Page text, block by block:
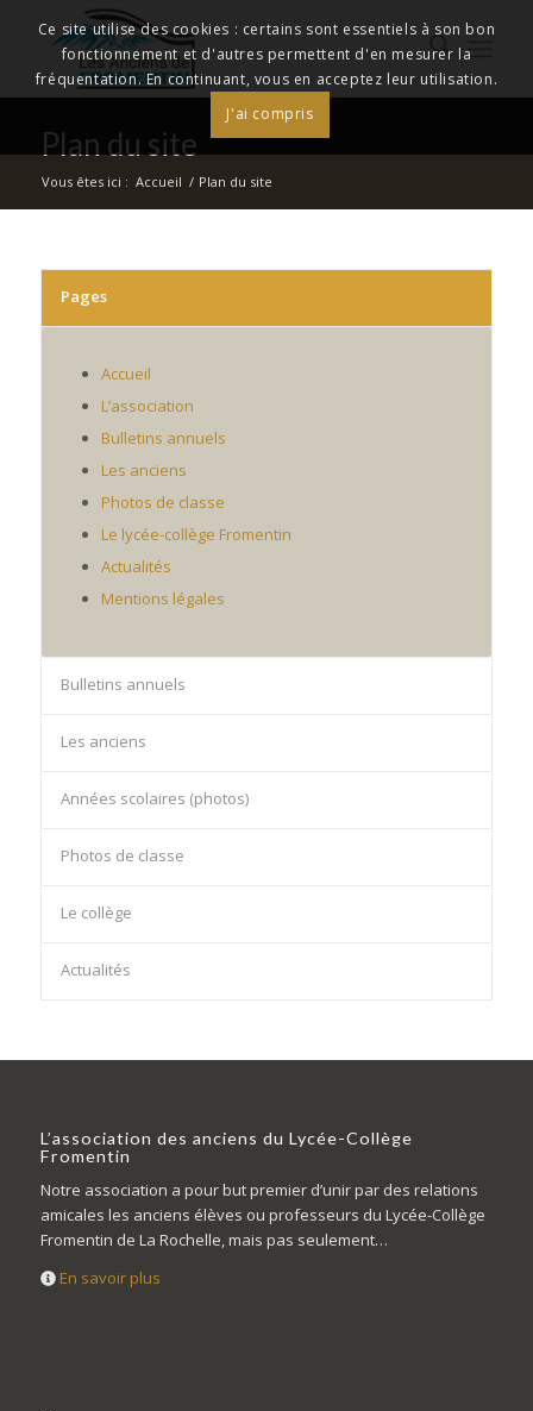
Plan du site
Vous êtes ici : Accueil / Plan du site
Pages
Accueil
L’association
Bulletins annuels
Les anciens
Photos de classe
Le lycée-collège Fromentin
Actualités
Mentions légales
Bulletins annuels
Les anciens
Années scolaires (photos)
Photos de classe
Le collège
Actualités
L’association des anciens du Lycée-Collège
Fromentin
Notre association a pour but premier d’unir par des relations
amicales les anciens élèves ou professeurs du Lycée-Collège
Fromentin de La Rochelle, mais pas seulement…
En savoir plus
Ce site utilise des cookies : certains sont essentiels à son bon
fonctionnement et d'autres permettent d'en mesurer la
fréquentation. En continuant, vous en acceptez leur utilisation.
J'ai compris